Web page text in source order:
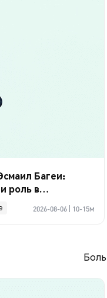
Багеи:
роль в
по Ормузу
2026-08-06 10-15м